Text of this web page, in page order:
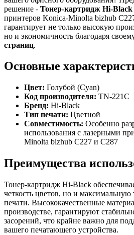
решение - Тонер-картридж Hi-
принтеров Konica-Minolta bizhub
гарантирует не только высокую
но и экономичность благодаря
страниц.
Основные
Цвет: Голубой (Cyan)
Код производителя: TN-221C
Бренд: Hi-Black
Тип печати: Цветной
Совместимость: Особенно
использования с лазерными
Minolta bizhub C227 и C287
Преимущества
Тонер-картридж Hi-Black
четкость цветов, но и максимальную
печати. Высококачественные
производстве, гарантируют
засорений, что крайне важно для
вашего печатающего устройства.